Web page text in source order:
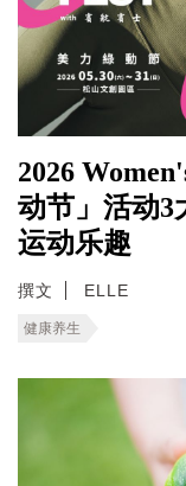
2026
动节」活动3
运动乐趣
撰文 ELLE
健康养生